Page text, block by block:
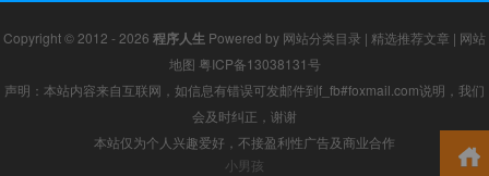
Copyright © 2012 - 2026 程序人生 Powered by 网站分类目录 | 精选推荐文章 | 网站
地图 粤ICP备13038131号
声明：本站内容来自互联网，如信息有错误可发邮件到f_fb#foxmail.com说明，我们
会及时纠正，谢谢
本站仅为个人兴趣爱好，不接盈利性广告及商业合作
小男孩